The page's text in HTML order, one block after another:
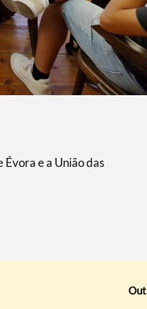
e a União das